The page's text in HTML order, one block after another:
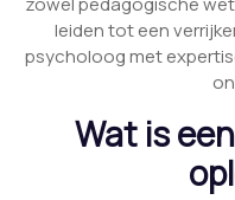
leiden tot een
psycholoog met
Wat is